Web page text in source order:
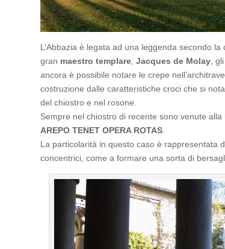
L’Abbazia è legata ad una leggenda secondo
gran maestro templare,Jacques de Molay,
ancora è possibile notare le crepe
costruzione dalle caratteristiche croci che si
del chiostro e nel rosone.
Sempre nel chiostro di recente sono venute
AREPO TENET OPERA ROTAS.
La particolarità in questo caso è rappresentata
concentrici, come a formare una sorta di